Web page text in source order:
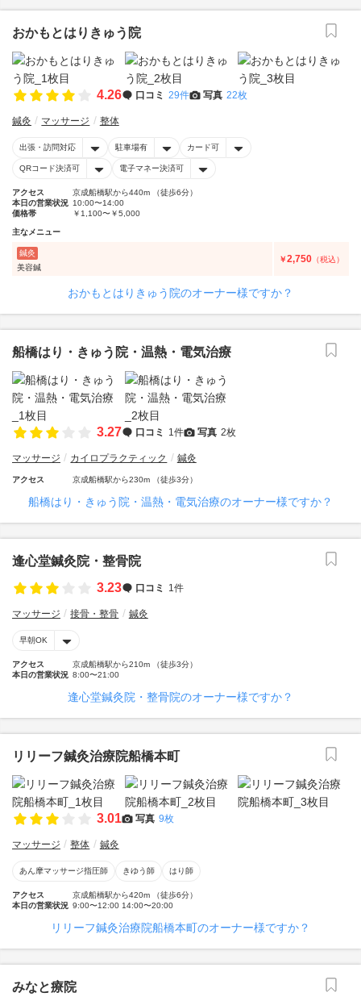
おかもとはりきゅう院
4.26 口コミ 29件 写真 22枚
鍼灸 マッサージ 整体
出張・訪問対応 駐車場有 カード可
QRコード決済可 電子マネー決済可
アクセス
京成船橋駅から440m （徒歩6分）
本日の営業状況 10:00〜14:00
価格帯
￥1,100〜￥5,000
主なメニュー
鍼灸
美容鍼
￥2,750 （税込）
おかもとはりきゅう院のオーナー様ですか？
船橋はり・きゅう院・温熱・電気治療
3.27 口コミ 1件 写真 2枚
マッサージ カイロプラクティック 鍼灸
アクセス 京成船橋駅から230m （徒歩3分）
船橋はり・きゅう院・温熱・電気治療のオーナー様ですか？
逢心堂鍼灸院・整骨院
3.23
口コミ 1件
マッサージ 接骨・整骨 鍼灸
早朝OK
アクセス
京成船橋駅から210m （徒歩3分）
本日の営業状況 8:00〜21:00
逢心堂鍼灸院・整骨院のオーナー様ですか？
リリーフ鍼灸治療院船橋本町
3.01 写真 9枚
マッサージ 整体 鍼灸
あん摩マッサージ指圧師 きゆう師 はり師
アクセス
京成船橋駅から420m （徒歩6分）
本日の営業状況 9:00〜12:00 14:00〜20:00
リリーフ鍼灸治療院船橋本町のオーナー様ですか？
みなと療院